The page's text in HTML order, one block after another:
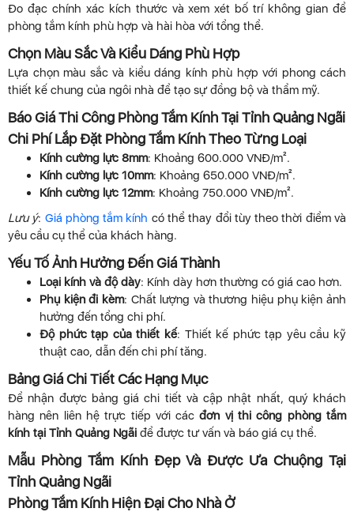
Đo đạc chính xác kích thước và xem xét bố trí không gian để
phòng tắm kính phù hợp và hài hòa với tổng thể.
Chọn Màu Sắc Và Kiểu Dáng Phù Hợp
Lựa chọn màu sắc và kiểu dáng kính phù hợp với phong cách
thiết kế chung của ngôi nhà để tạo sự đồng bộ và thẩm mỹ.
Báo Giá Thi Công Phòng Tắm Kính Tại Tỉnh Quảng Ngãi
Chi Phí Lắp Đặt Phòng Tắm Kính Theo Từng Loại
Kính cường lực 8mm: Khoảng 600.000 VNĐ/m².
Kính cường lực 10mm: Khoảng 650.000 VNĐ/m².
Kính cường lực 12mm: Khoảng 750.000 VNĐ/m².
Lưu ý: Giá phòng tắm kính có thể thay đổi tùy theo thời điểm và
yêu cầu cụ thể của khách hàng.
Yếu Tố Ảnh Hưởng Đến Giá Thành
Loại kính và độ dày: Kính dày hơn thường có giá cao hơn.
Phụ kiện đi kèm: Chất lượng và thương hiệu phụ kiện ảnh
hưởng đến tổng chi phí.
Độ phức tạp của thiết kế: Thiết kế phức tạp yêu cầu kỹ
thuật cao, dẫn đến chi phí tăng.
Bảng Giá Chi Tiết Các Hạng Mục
Để nhận được bảng giá chi tiết và cập nhật nhất, quý khách
hàng nên liên hệ trực tiếp với cácđơn vị thi công phòng tắm
kính tại Tỉnh Quảng Ngãi để được tư vấn và báo giá cụ thể.
Mẫu Phòng Tắm Kính Đẹp Và Được Ưa Chuộng Tại
Tỉnh Quảng Ngãi
Phòng Tắm Kính Hiện Đại Cho Nhà Ở